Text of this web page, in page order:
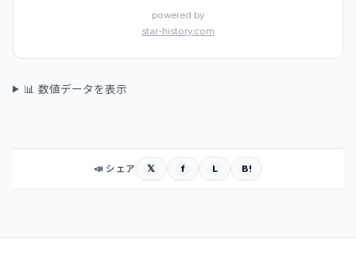
powered by
star-history.com
📊 数値データを表示
📣 シェア 𝕏 f L B!